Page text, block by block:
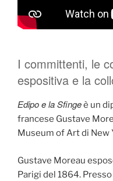
I committenti, le
espositiva e la
Edipo e la Sfingeè un
francese Gustave
Museum of Art di New
Gustave Moreau
Parigi del 1864.